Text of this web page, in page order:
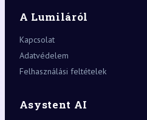
A Lumiláról
Kapcsolat
Adatvédelem
Felhasználási feltételek
Asystent AI